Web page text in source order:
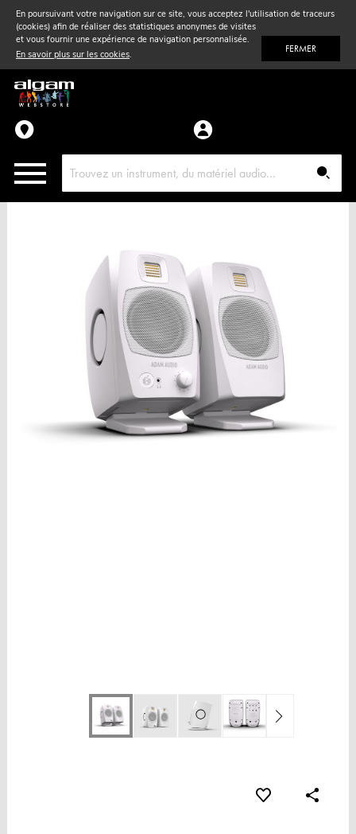
En poursuivant votre navigation sur ce site, vous acceptez l'utilisation de traceurs
(cookies) afin de réaliser des statistiques anonymes de visites
et vous fournir une expérience de navigation personnalisée.
En savoir plus sur les cookies. FERMER
Vent& Violon
Accessoires
Pièces détachées